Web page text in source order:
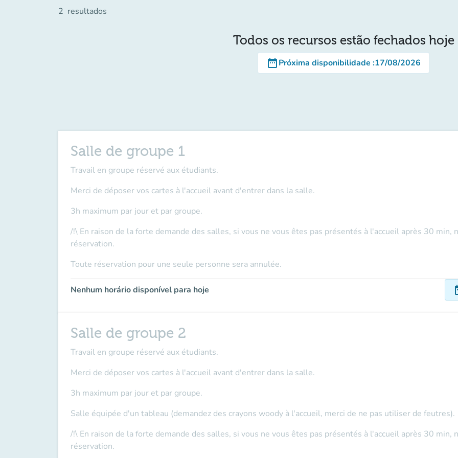
2 resultados
Todos os recursos estão fechados hoje
date_rangePróxima disponibilidade :17/08/2026
Salle de groupe 1
Travail en groupe réservé aux étudiants.
Merci de déposer vos cartes à l'accueil avant d'entrer dans la salle.
3h maximum par jour et par groupe.
/!\ En raison de la forte demande des salles, si vous ne vous êtes pas présentés à l'accueil après 30 min,
réservation.
Toute réservation pour une seule personne sera annulée.
Nenhum horário disponível para hoje
Salle de groupe 2
Travail en groupe réservé aux étudiants.
Merci de déposer vos cartes à l'accueil avant d'entrer dans la salle.
3h maximum par jour et par groupe.
Salle équipée d'un tableau (demandez des crayons woody à l'accueil, merci de ne pas utiliser de feutres).
/!\ En raison de la forte demande des salles, si vous ne vous êtes pas présentés à l'accueil après 30 min,
réservation.